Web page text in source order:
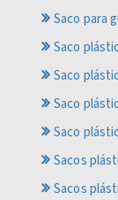
Saco para
Saco
Saco
Saco
Saco
Sacos
Sacos